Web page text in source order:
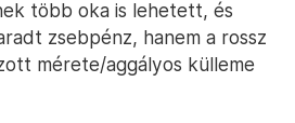
több oka is lehetett, és
zsebpénz, hanem a rossz
mérete/aggályos külleme